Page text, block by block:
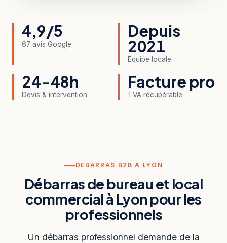
4,9/5
67 avis Google
Depuis
2021
Équipe locale
24-48h
Devis & intervention
Facture pro
TVA récupérable
DÉBARRAS B2B À LYON
Débarras de bureau et local
commercial à Lyon pour les
professionnels
Un débarras professionnel demande de la